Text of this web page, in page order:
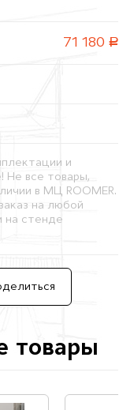
71 180 руб.
и
Не все товары,
в МЦ ROOMER.
на любой
на стенде
товары